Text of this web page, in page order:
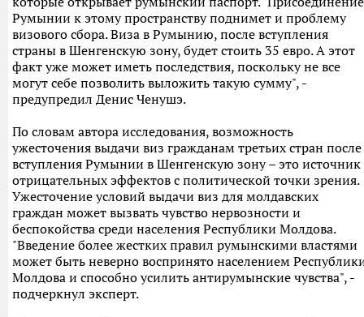
Румынии к этому пространству поднимет и проблему
визового сбора. Виза в Румынию, после вступления
страны в Шенгенскую зону, будет стоить 35 евро. А этот
факт уже может иметь последствия, поскольку не все
могут себе позволить выложить такую сумму", -
предупредил Денис Ченушэ.
По словам автора исследования, возможность
ужесточения выдачи виз гражданам третьих стран после
вступления Румынии в Шенгенскую зону – это источник
отрицательных эффектов с политической точки зрения.
Ужесточение условий выдачи виз для молдавских
граждан может вызвать чувство нервозности и
беспокойства среди населения Республики Молдова.
"Введение более жестких правил румынскими властями
может быть неверно воспринято населением
Молдова и способно усилить антирумынские чувства", -
подчеркнул эксперт.